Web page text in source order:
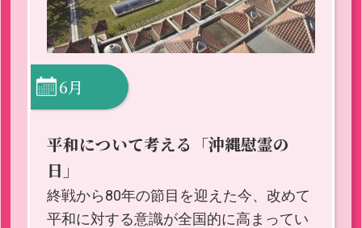
6月
平和について考える「沖縄慰霊の
日」
終戦から80年の節目を迎えた今、改めて
平和に対する意識が全国的に高まってい